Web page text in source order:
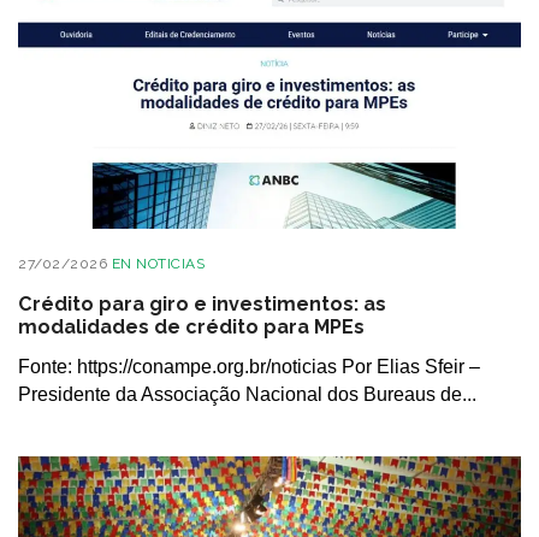
27/02/2026 EN NOTICIAS
Crédito para giro e investimentos: as
modalidades de crédito para MPEs
Fonte: https://conampe.org.br/noticias Por Elias Sfeir –
Presidente da Associação Nacional dos Bureaus de...